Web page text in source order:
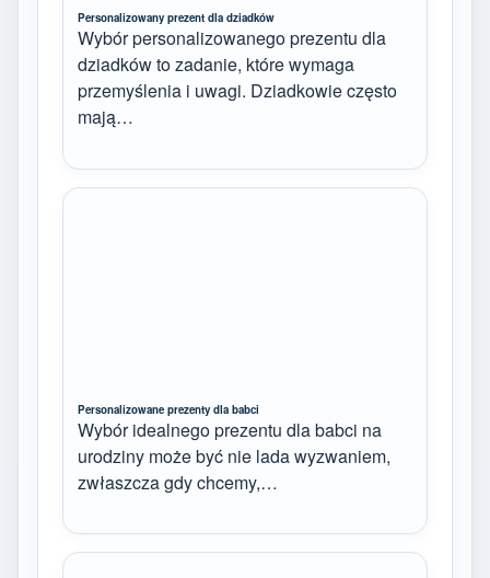
Personalizowany prezent dla dziadków
Wybór personalizowanego prezentu dla
dziadków to zadanie, które wymaga
przemyślenia i uwagi. Dziadkowie często
mają…
Personalizowane prezenty dla babci
Wybór idealnego prezentu dla babci na
urodziny może być nie lada wyzwaniem,
zwłaszcza gdy chcemy,…